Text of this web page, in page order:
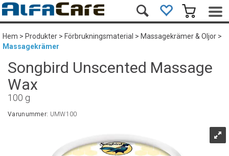
Hem>Produkter>Förbrukningsmaterial >Massagekrämer & Oljor>
Massagekrämer
Songbird Unscented Massage
Wax
100 g
Varunummer: UMW100